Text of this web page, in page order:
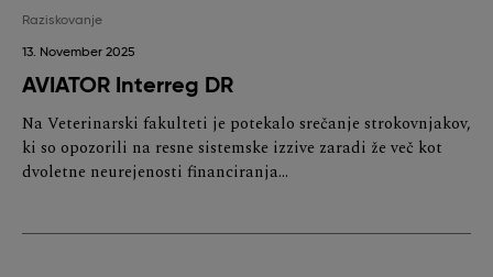
Raziskovanje
13. November 2025
AVIATOR Interreg DR
Na Veterinarski fakulteti je potekalo srečanje strokovnjakov,
ki so opozorili na resne sistemske izzive zaradi že več kot
dvoletne neurejenosti financiranja…